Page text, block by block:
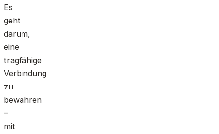
Es
geht
darum,
eine
tragfähige
Verbindung
zu
bewahren
–
mit